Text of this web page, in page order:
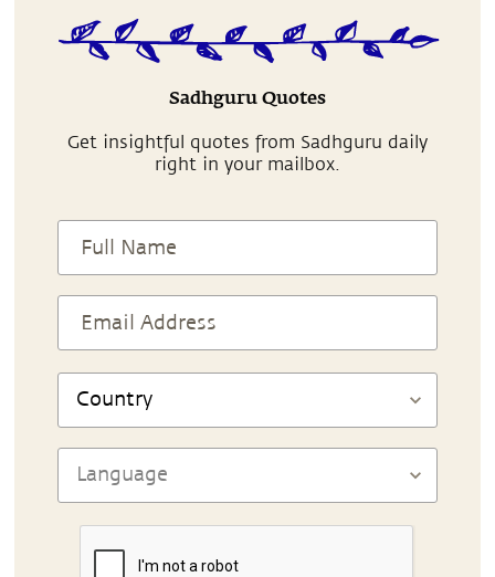
Sadhguru Quotes
Get insightful quotes from Sadhguru daily
right in your mailbox.